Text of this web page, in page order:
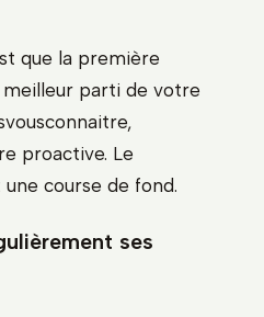
que la première
parti de votre
proactive. Le
course de fond.
ses